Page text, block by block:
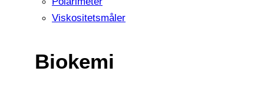
Viskositetsmåler
Biokemi